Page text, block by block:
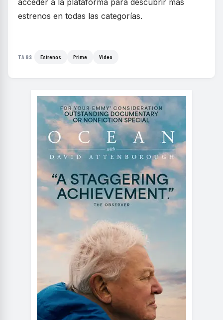
acceder a la plataforma para descubrir más
estrenos en todas las categorías.
TAGS Estrenos Prime Video